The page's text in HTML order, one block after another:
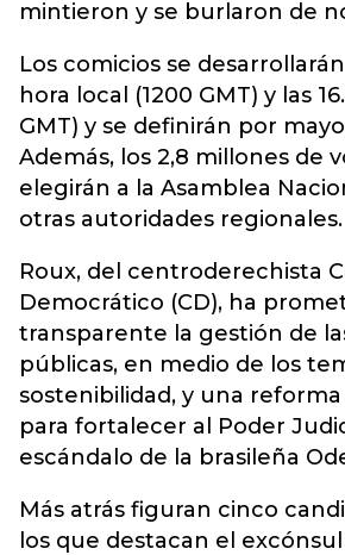
mintieron y se burlaron de
Los comicios se
hora local (1200 GMT) y las
GMT) y se definirán por
Además, los 2,8 millones de
elegirán a la Asamblea
otras autoridades regionales.
Roux, del centroderechista
Democrático (CD), ha
transparente la gestión de
públicas, en medio de los
sostenibilidad, y una
para fortalecer al Poder
escándalo de la brasileña
Más atrás figuran cinco
los que destacan el